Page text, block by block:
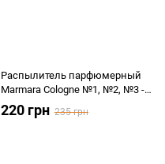
Распылитель парфюмерный
Marmara Cologne №1, №2, №3 -
500 ml
220 грн 235 грн